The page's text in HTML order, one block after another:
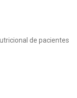
de pacientes